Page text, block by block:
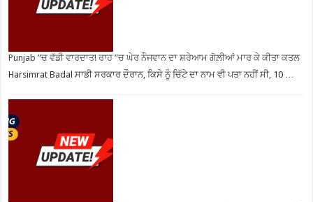
Punjab ”ਚ ਵੱਡੀ ਵਾਰਦਾਤ! ਰਾਹ ”ਚ ਘੇਰ ਨੌਜਵਾਨ ਦਾ ਸ਼ਰੇਆਮ ਗੋਲ਼ੀਆਂ ਮਾਰ ਕੇ ਕੀਤਾ ਕਤਲ
Harsimrat Badal ਸਾਡੀ ਸਰਕਾਰ ਦੌਰਾਨ, ਕਿਸੇ ਨੂੰ ਚਿੱਟੇ ਦਾ ਨਾਮ ਵੀ ਪਤਾ ਨਹੀਂ ਸੀ, 10 …